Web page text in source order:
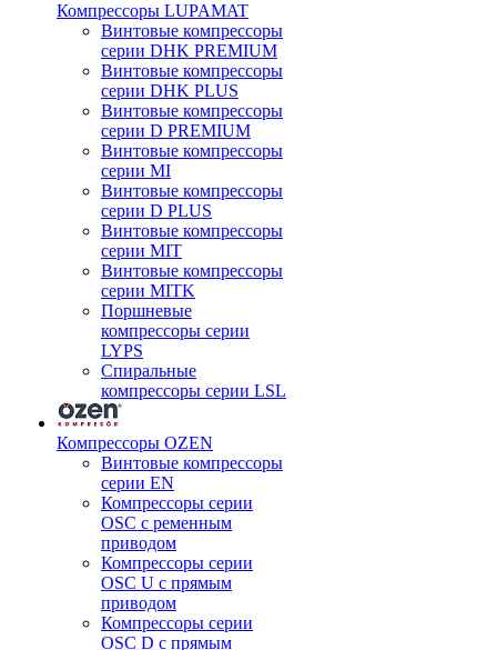
Компрессоры LUPAMAT
Винтовые компрессоры
серии DHK PREMIUM
Винтовые компрессоры
серии DHK PLUS
Винтовые компрессоры
серии D PREMIUM
Винтовые компрессоры
серии MI
Винтовые компрессоры
серии D PLUS
Винтовые компрессоры
серии MIT
Винтовые компрессоры
серии MITK
Поршневые
компрессоры серии
LYPS
Спиральные
компрессоры серии LSL
Компрессоры OZEN
Винтовые компрессоры
серии EN
Компрессоры серии
OSC с ременным
приводом
Компрессоры серии
OSC U с прямым
приводом
Компрессоры серии
OSC D с прямым